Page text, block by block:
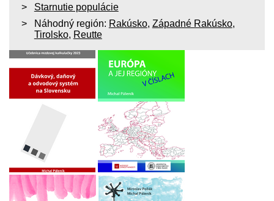
Starnutie populácie
Náhodný región: Rakúsko, Západné Rakúsko,
Tirolsko, Reutte